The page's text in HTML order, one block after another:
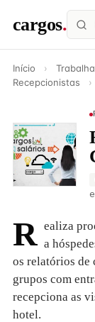
cargos.
Início ›
Recepcionistas
›
R ealiza
a
os relatórios de
grupos com
recepciona as
hotel.